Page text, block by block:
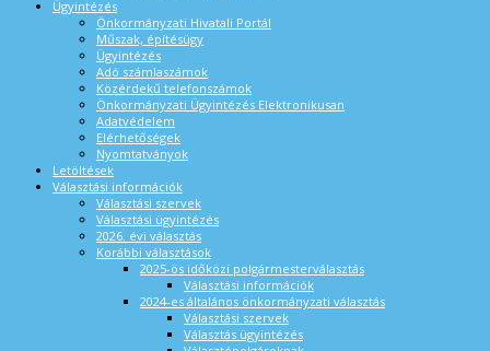
Ügyintézés
Önkormányzati Hivatali Portál
Műszak, építésügy
Ügyintézés
Adó számlaszámok
Közérdekű telefonszámok
Önkormányzati Ügyintézés Elektronikusan
Adatvédelem
Elérhetőségek
Nyomtatványok
Letöltések
Választási információk
Választási szervek
Választási ügyintézés
2026. évi választás
Korábbi választások
2025-ös időközi polgármesterválasztás
Választási információk
2024-es általános önkormányzati választás
Választási szervek
Választás ügyintézés